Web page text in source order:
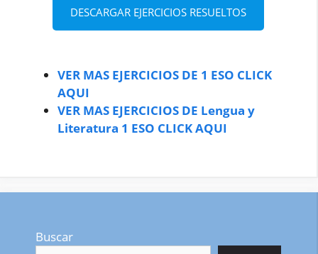
DESCARGAR EJERCICIOS RESUELTOS
VER MAS EJERCICIOS DE 1 ESO CLICK
AQUI
VER MAS EJERCICIOS DE Lengua y
Literatura 1 ESO CLICK AQUI
Buscar